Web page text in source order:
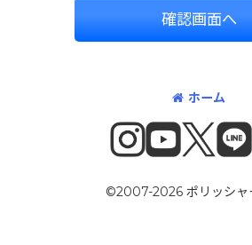
確認画面へ
ホーム
©2007-2026 ポリッシ